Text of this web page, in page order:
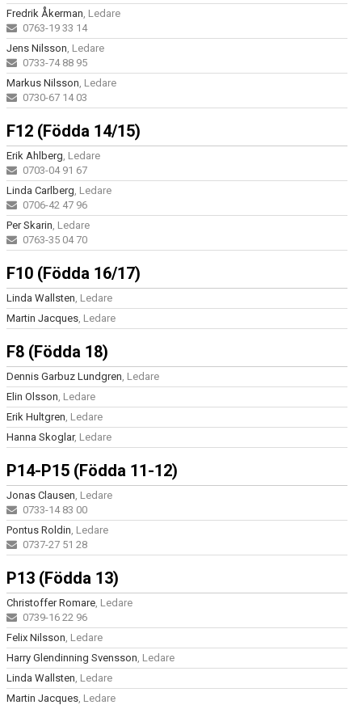
Fredrik Åkerman, Ledare
0763-19 33 14
Jens Nilsson, Ledare
0733-74 88 95
Markus Nilsson, Ledare
0730-67 14 03
F12 (Födda 14/15)
Erik Ahlberg, Ledare
0703-04 91 67
Linda Carlberg, Ledare
0706-42 47 96
Per Skarin, Ledare
0763-35 04 70
F10 (Födda 16/17)
Linda Wallsten, Ledare
Martin Jacques, Ledare
F8 (Födda 18)
Dennis Garbuz Lundgren, Ledare
Elin Olsson, Ledare
Erik Hultgren, Ledare
Hanna Skoglar, Ledare
P14-P15 (Födda 11-12)
Jonas Clausen, Ledare
0733-14 83 00
Pontus Roldin, Ledare
0737-27 51 28
P13 (Födda 13)
Christoffer Romare, Ledare
0739-16 22 96
Felix Nilsson, Ledare
Harry Glendinning Svensson, Ledare
Linda Wallsten, Ledare
Martin Jacques, Ledare